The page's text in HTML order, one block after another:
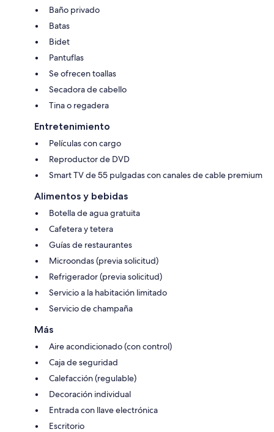
Baño privado
Batas
Bidet
Pantuflas
Se ofrecen toallas
Secadora de cabello
Tina o regadera
Entretenimiento
Películas con cargo
Reproductor de DVD
Smart TV de 55 pulgadas con canales de cable premium
Alimentos y bebidas
Botella de agua gratuita
Cafetera y tetera
Guías de restaurantes
Microondas (previa solicitud)
Refrigerador (previa solicitud)
Servicio a la habitación limitado
Servicio de champaña
Más
Aire acondicionado (con control)
Caja de seguridad
Calefacción (regulable)
Decoración individual
Entrada con llave electrónica
Escritorio